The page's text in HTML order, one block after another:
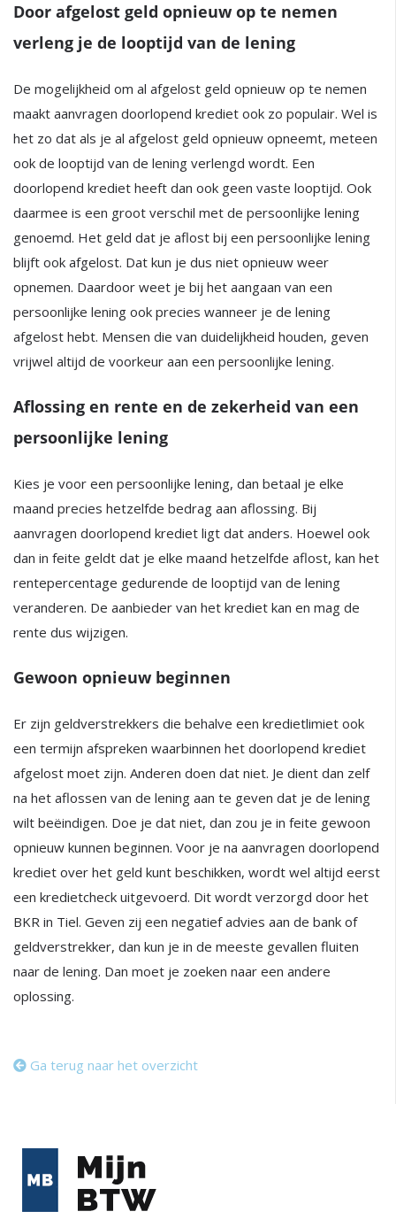
Door afgelost geld opnieuw op te nemen
verleng je de looptijd van de lening
De mogelijkheid om al afgelost geld opnieuw op te nemen
maakt aanvragen doorlopend krediet ook zo populair. Wel is
het zo dat als je al afgelost geld opnieuw opneemt, meteen
ook de looptijd van de lening verlengd wordt. Een
doorlopend krediet heeft dan ook geen vaste looptijd. Ook
daarmee is een groot verschil met de persoonlijke lening
genoemd. Het geld dat je aflost bij een persoonlijke lening
blijft ook afgelost. Dat kun je dus niet opnieuw weer
opnemen. Daardoor weet je bij het aangaan van een
persoonlijke lening ook precies wanneer je de lening
afgelost hebt. Mensen die van duidelijkheid houden, geven
vrijwel altijd de voorkeur aan een persoonlijke lening.
Aflossing en rente en de zekerheid van een
persoonlijke lening
Kies je voor een persoonlijke lening, dan betaal je elke
maand precies hetzelfde bedrag aan aflossing. Bij
aanvragen doorlopend krediet ligt dat anders. Hoewel ook
dan in feite geldt dat je elke maand hetzelfde aflost, kan het
rentepercentage gedurende de looptijd van de lening
veranderen. De aanbieder van het krediet kan en mag de
rente dus wijzigen.
Gewoon opnieuw beginnen
Er zijn geldverstrekkers die behalve een kredietlimiet ook
een termijn afspreken waarbinnen het doorlopend krediet
afgelost moet zijn. Anderen doen dat niet. Je dient dan zelf
na het aflossen van de lening aan te geven dat je de lening
wilt beëindigen. Doe je dat niet, dan zou je in feite gewoon
opnieuw kunnen beginnen. Voor je na aanvragen doorlopend
krediet over het geld kunt beschikken, wordt wel altijd eerst
een kredietcheck uitgevoerd. Dit wordt verzorgd door het
BKR in Tiel. Geven zij een negatief advies aan de bank of
geldverstrekker, dan kun je in de meeste gevallen fluiten
naar de lening. Dan moet je zoeken naar een andere
oplossing.
Ga terug naar het overzicht